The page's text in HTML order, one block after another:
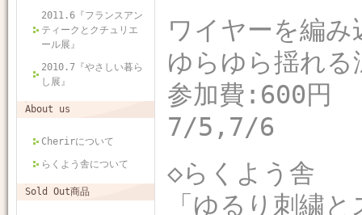
2011.6『フランスアン
ティークとクチュリエ
ール展』
2010.7『やさしい暮ら
し展』
About us
Cherirについて
らくよう舎について
Sold Out商品
ワイヤーを編
ゆらゆら揺れ
参加費:600円
7/5,7/6
◇らくよう舎
「ゆるり刺繍